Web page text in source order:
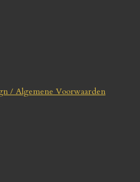
/ Algemene Voorwaarden